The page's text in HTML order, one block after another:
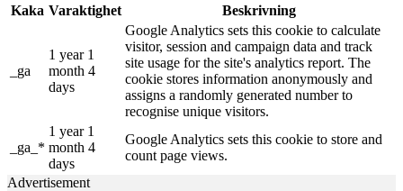
Kaka Varaktighet Beskrivning
_ga
1 year 1
month 4
days
Google Analytics sets this cookie to calculate
visitor, session and campaign data and track
site usage for the site's analytics report. The
cookie stores information anonymously and
assigns a randomly generated number to
recognise unique visitors.
_ga_*
1 year 1
month 4
days
Google Analytics sets this cookie to store and
count page views.
Advertisement